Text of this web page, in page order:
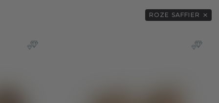
ROZE SAFFIER